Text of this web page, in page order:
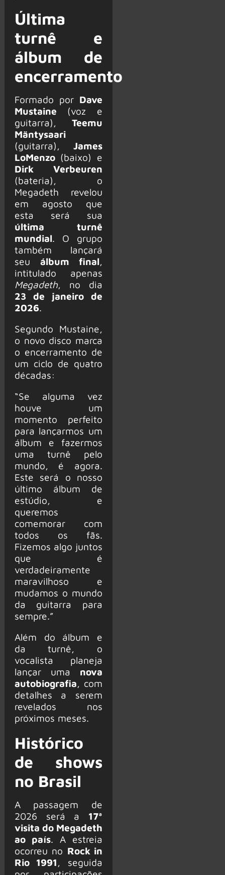
Última
turnê e
álbum de
encerramento
Formado por Dave
Mustaine (voz e
guitarra), Teemu
Mäntysaari
(guitarra), James
LoMenzo(baixo) e
Dirk Verbeuren
(bateria), o
Megadeth revelou
em agosto que
esta será sua
última turnê
mundial. O grupo
também lançará
seu álbum final,
intitulado apenas
Megadeth, no dia
23 de janeiro de
2026.
Segundo Mustaine,
o novo disco marca
o encerramento de
um ciclo de quatro
décadas:
“Se alguma vez
houve um
momento perfeito
para lançarmos um
álbum e fazermos
uma turnê pelo
mundo, é agora.
Este será o nosso
último álbum de
estúdio, e
queremos
comemorar com
todos os fãs.
Fizemos algo juntos
que é
verdadeiramente
maravilhoso e
mudamos o mundo
da guitarra para
sempre.”
Além do álbum e
da turnê, o
vocalista planeja
lançar uma nova
autobiografia, com
detalhes a serem
revelados nos
próximos meses.
Histórico
de shows
no Brasil
A passagem de
2026 será a 17ª
visita do Megadeth
ao país. A estreia
ocorreu no Rock in
Rio 1991, seguida